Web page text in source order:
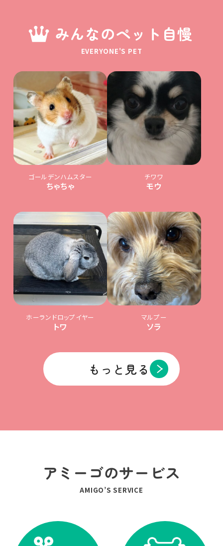
みんなのペット自慢
EVERYONE'S PET
ゴールデンハムスター
ちゃちゃ
チワワ
モウ
ホーランドロップイヤー
トワ
マルプー
ソラ
もっと見る
アミーゴのサービス
AMIGO’S SERVICE